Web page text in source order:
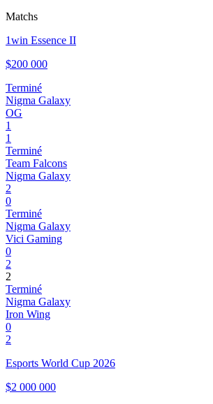
Matchs
1win Essence II
$200 000
Terminé
Nigma Galaxy
OG
1
1
Terminé
Team Falcons
Nigma Galaxy
2
0
Terminé
Nigma Galaxy
Vici Gaming
0
2
2
Terminé
Nigma Galaxy
Iron Wing
0
2
Esports World Cup 2026
$2 000 000